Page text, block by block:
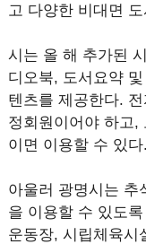
고 다양한 비대면
시는 올 해 추가된
디오북, 도서요약
텐츠를 제공한다.
정회원이어야 하고,
이면 이용할 수 있다.
아울러 광명시는 추
을 이용할 수 있도
운동장, 시립체육시